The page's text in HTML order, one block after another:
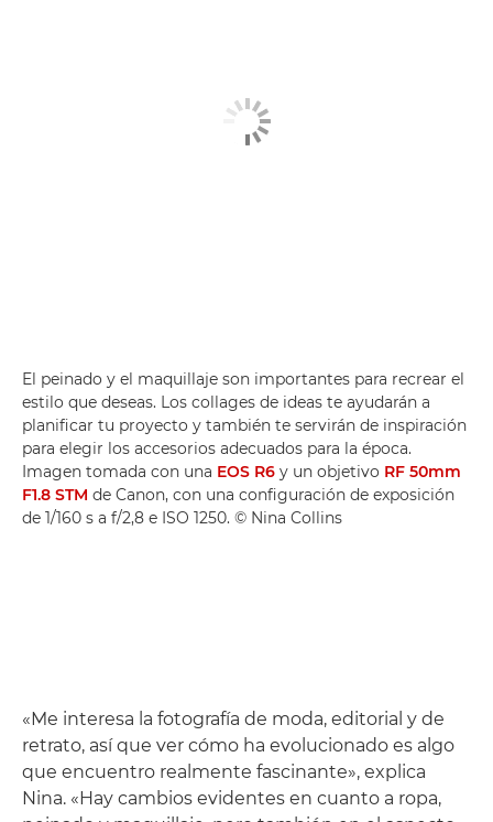
El peinado y el maquillaje son importantes para recrear el
estilo que deseas. Los collages de ideas te ayudarán a
planificar tu proyecto y también te servirán de inspiración
para elegir los accesorios adecuados para la época.
Imagen tomada con una EOS R6 y un objetivo RF 50mm
F1.8 STM de Canon, con una configuración de exposición
de 1/160 s a f/2,8 e ISO 1250. © Nina Collins
«Me interesa la fotografía de moda, editorial y de
retrato, así que ver cómo ha evolucionado es algo
que encuentro realmente fascinante», explica
Nina. «Hay cambios evidentes en cuanto a ropa,